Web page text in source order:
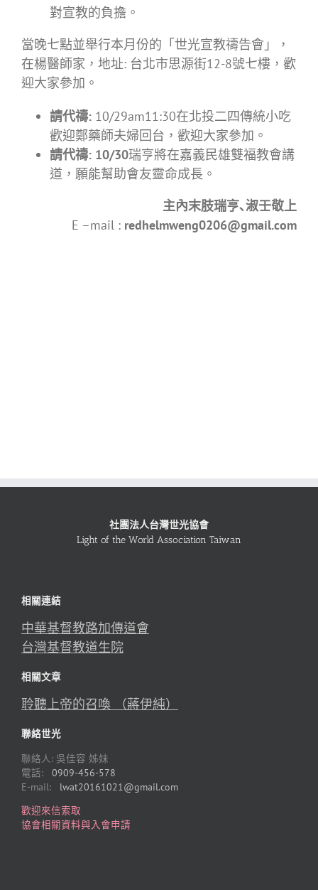
對宣教的負擔。
當晚七點並舉行本月份的「世光宣教禱告會」，
在楊醫師家，地址: 台北市思源街12-8號七樓，歡
迎大家參加。
請代禱: 10/29am11:30在北投二四傳統小吃
歡迎鄭藥師夫婦回台，歡迎大家參加。
請代禱: 10/30瑞亨將在嘉義民雄雙福教會講
道，願能幫助會友靈命成長。
主內末肢瑞亨､淑壬敬上
E –mail : redhelmweng0206@gmail.com
社團法人台灣世光協會
Light of the World Association Taiwan
相關連結
中華基督教路加傳道會
台灣基督教道生院
相關文章
聆聽上帝的召喚 （蔣伊純）
聯絡世光
聯絡人: 吳佳容 姊妹
電話: 0909-456-578
E-mail: lwat20161021@gmail.com
歡迎來信索取
協會相關資料與入會申請